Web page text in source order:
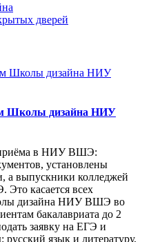
дверей
Школы дизайна НИУ
приёма в НИУ ВШЭ:
установлены
а выпускники колледжей
Это касается всех
дизайна НИУ ВШЭ во
бакалавриата до 2
заявку на ЕГЭ и
русский язык и литературу.